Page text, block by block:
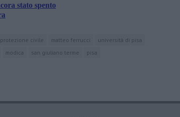
stato spento
protezione civile matteo ferrucci
università di pisa
modica san giuliano terme
pisa